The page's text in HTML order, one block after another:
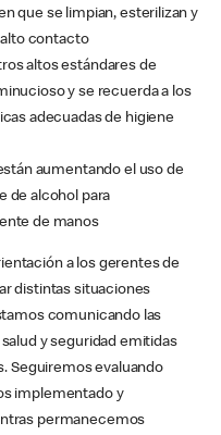
que se limpian, esterilizan y
contacto
altos estándares de
y se recuerda a los
adecuadas de higiene
aumentando el uso de
de alcohol para
de manos
a los gerentes de
distintas situaciones
comunicando las
y seguridad emitidas
Seguiremos evaluando
implementado y
permanecemos